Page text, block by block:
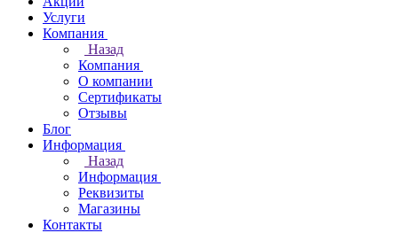
Услуги
Компания
Назад
Компания
О компании
Сертификаты
Отзывы
Блог
Информация
Назад
Информация
Реквизиты
Магазины
Контакты